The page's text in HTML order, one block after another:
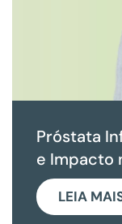
Próstata
e Impacto
LEIA